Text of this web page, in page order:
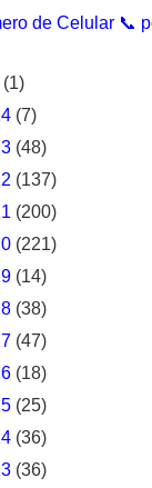
de Celular 📞
(1)
(7)
(48)
(137)
(200)
(221)
(14)
(38)
(47)
(18)
(25)
(36)
(36)